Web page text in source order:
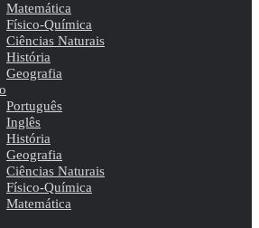
Matemática
Físico-Química
Ciências Naturais
História
Geografia
Português
Inglês
História
Geografia
Ciências Naturais
Físico-Química
Matemática